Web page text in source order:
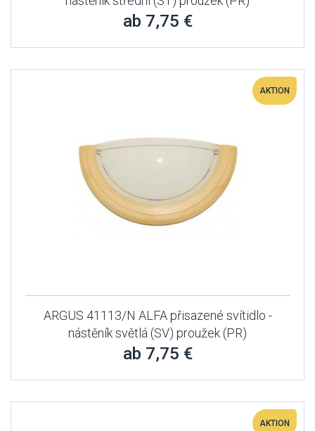
ab 7,75 €
AKTION
ARGUS 41113/N ALFA přisazené svítidlo -
nástěník světlá (SV) proužek (PR)
ab 7,75 €
AKTION